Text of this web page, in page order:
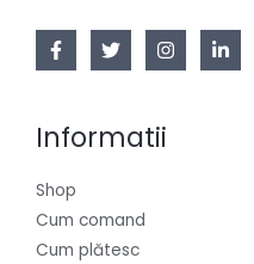
Informatii
Shop
Cum comand
Cum plătesc